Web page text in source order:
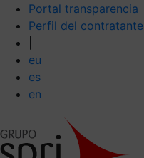
Portal transparencia
Perfil del contratante
eu
es
en